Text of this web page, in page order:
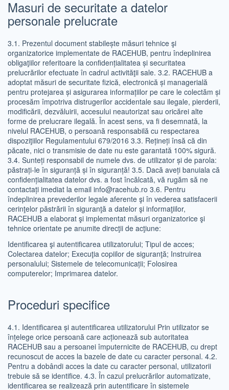
Masuri de securitate a datelor
personale prelucrate
3.1. Prezentul document stabilește măsuri tehnice şi
organizatorice implementate de RACEHUB, pentru îndeplinirea
obligaţiilor referitoare la confidențialitatea și securitatea
prelucrărilor efectuate în cadrul activităţii sale. 3.2. RACEHUB a
adoptat măsuri de securitate fizică, electronică și managerială
pentru protejarea și asigurarea informațiilor pe care le colectăm și
procesăm împotriva distrugerilor accidentale sau ilegale, pierderii,
modificării, dezvăluirii, accesului neautorizat sau oricărei alte
forme de prelucrare ilegală. În acest sens, va fi desemnată, la
nivelul RACEHUB, o persoană responsabilă cu respectarea
dispoziţiilor Regulamentului 679/2016 3.3. Rețineți însă că din
păcate, nici o transmisie de date nu este garantată 100% sigură.
3.4. Sunteți responsabil de numele dvs. de utilizator și de parola:
păstrați-le în siguranță și în siguranță! 3.5. Dacă aveți banuiala că
confidențialitatea datelor dvs. a fost încălcată, vă rugăm să ne
contactați imediat la email info@racehub.ro 3.6. Pentru
îndeplinirea prevederilor legale aferente şi în vederea satisfacerii
cerinţelor păstrării în siguranţă a datelor şi informaţiilor,
RACEHUB a elaborat şi implementat măsuri organizatorice şi
tehnice orientate pe anumite direcţii de acţiune:
Identificarea şi autentificarea utilizatorului; Tipul de acces;
Colectarea datelor; Execuţia copiilor de siguranţă; Instruirea
personalului; Sistemele de telecomunicații; Folosirea
computerelor; Imprimarea datelor.
Proceduri specifice
4.1. Identificarea și autentificarea utilizatorului Prin utilizator se
înțelege orice persoană care acționează sub autoritatea
RACEHUB sau a persoanei împuternicite de RACEHUB, cu drept
recunoscut de acces la bazele de date cu caracter personal. 4.2.
Pentru a dobândi acces la date cu caracter personal, utilizatorii
trebuie să se identifice. 4.3. În cazul prelucrărilor automatizate,
identificarea se realizează prin autentificare în sistemele